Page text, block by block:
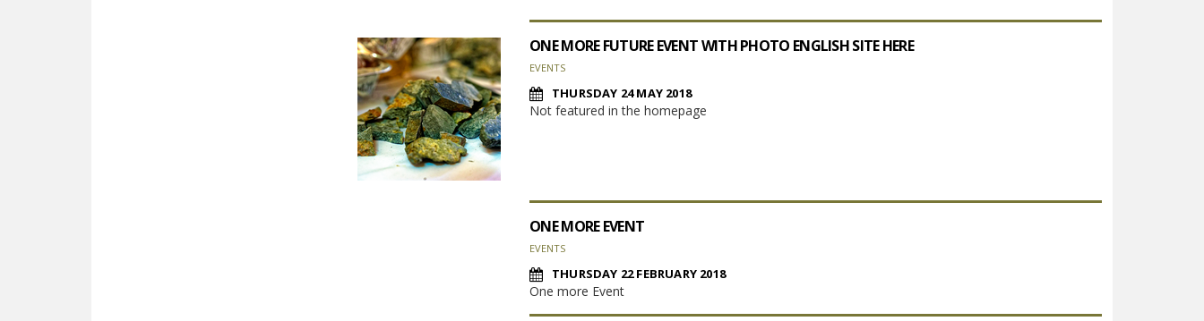
ONE MORE FUTURE EVENT WITH PHOTO ENGLISH SITE HERE
EVENTS
THURSDAY 24 MAY 2018
Not featured in the homepage
ONE MORE EVENT
EVENTS
THURSDAY 22 FEBRUARY 2018
One more Event